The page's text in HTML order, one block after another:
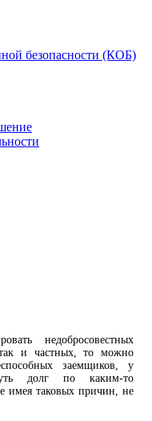
безопасности (КОБ)
недобросовестных
и частных, то можно
заемщиков, у
долг по каким-то
имея таковых причин, не